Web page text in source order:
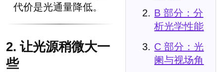
B 部分：分
析光学性能
C 部分：光
阑与视场角
代价是光通量降低。
2. 让光源稍微大一
些